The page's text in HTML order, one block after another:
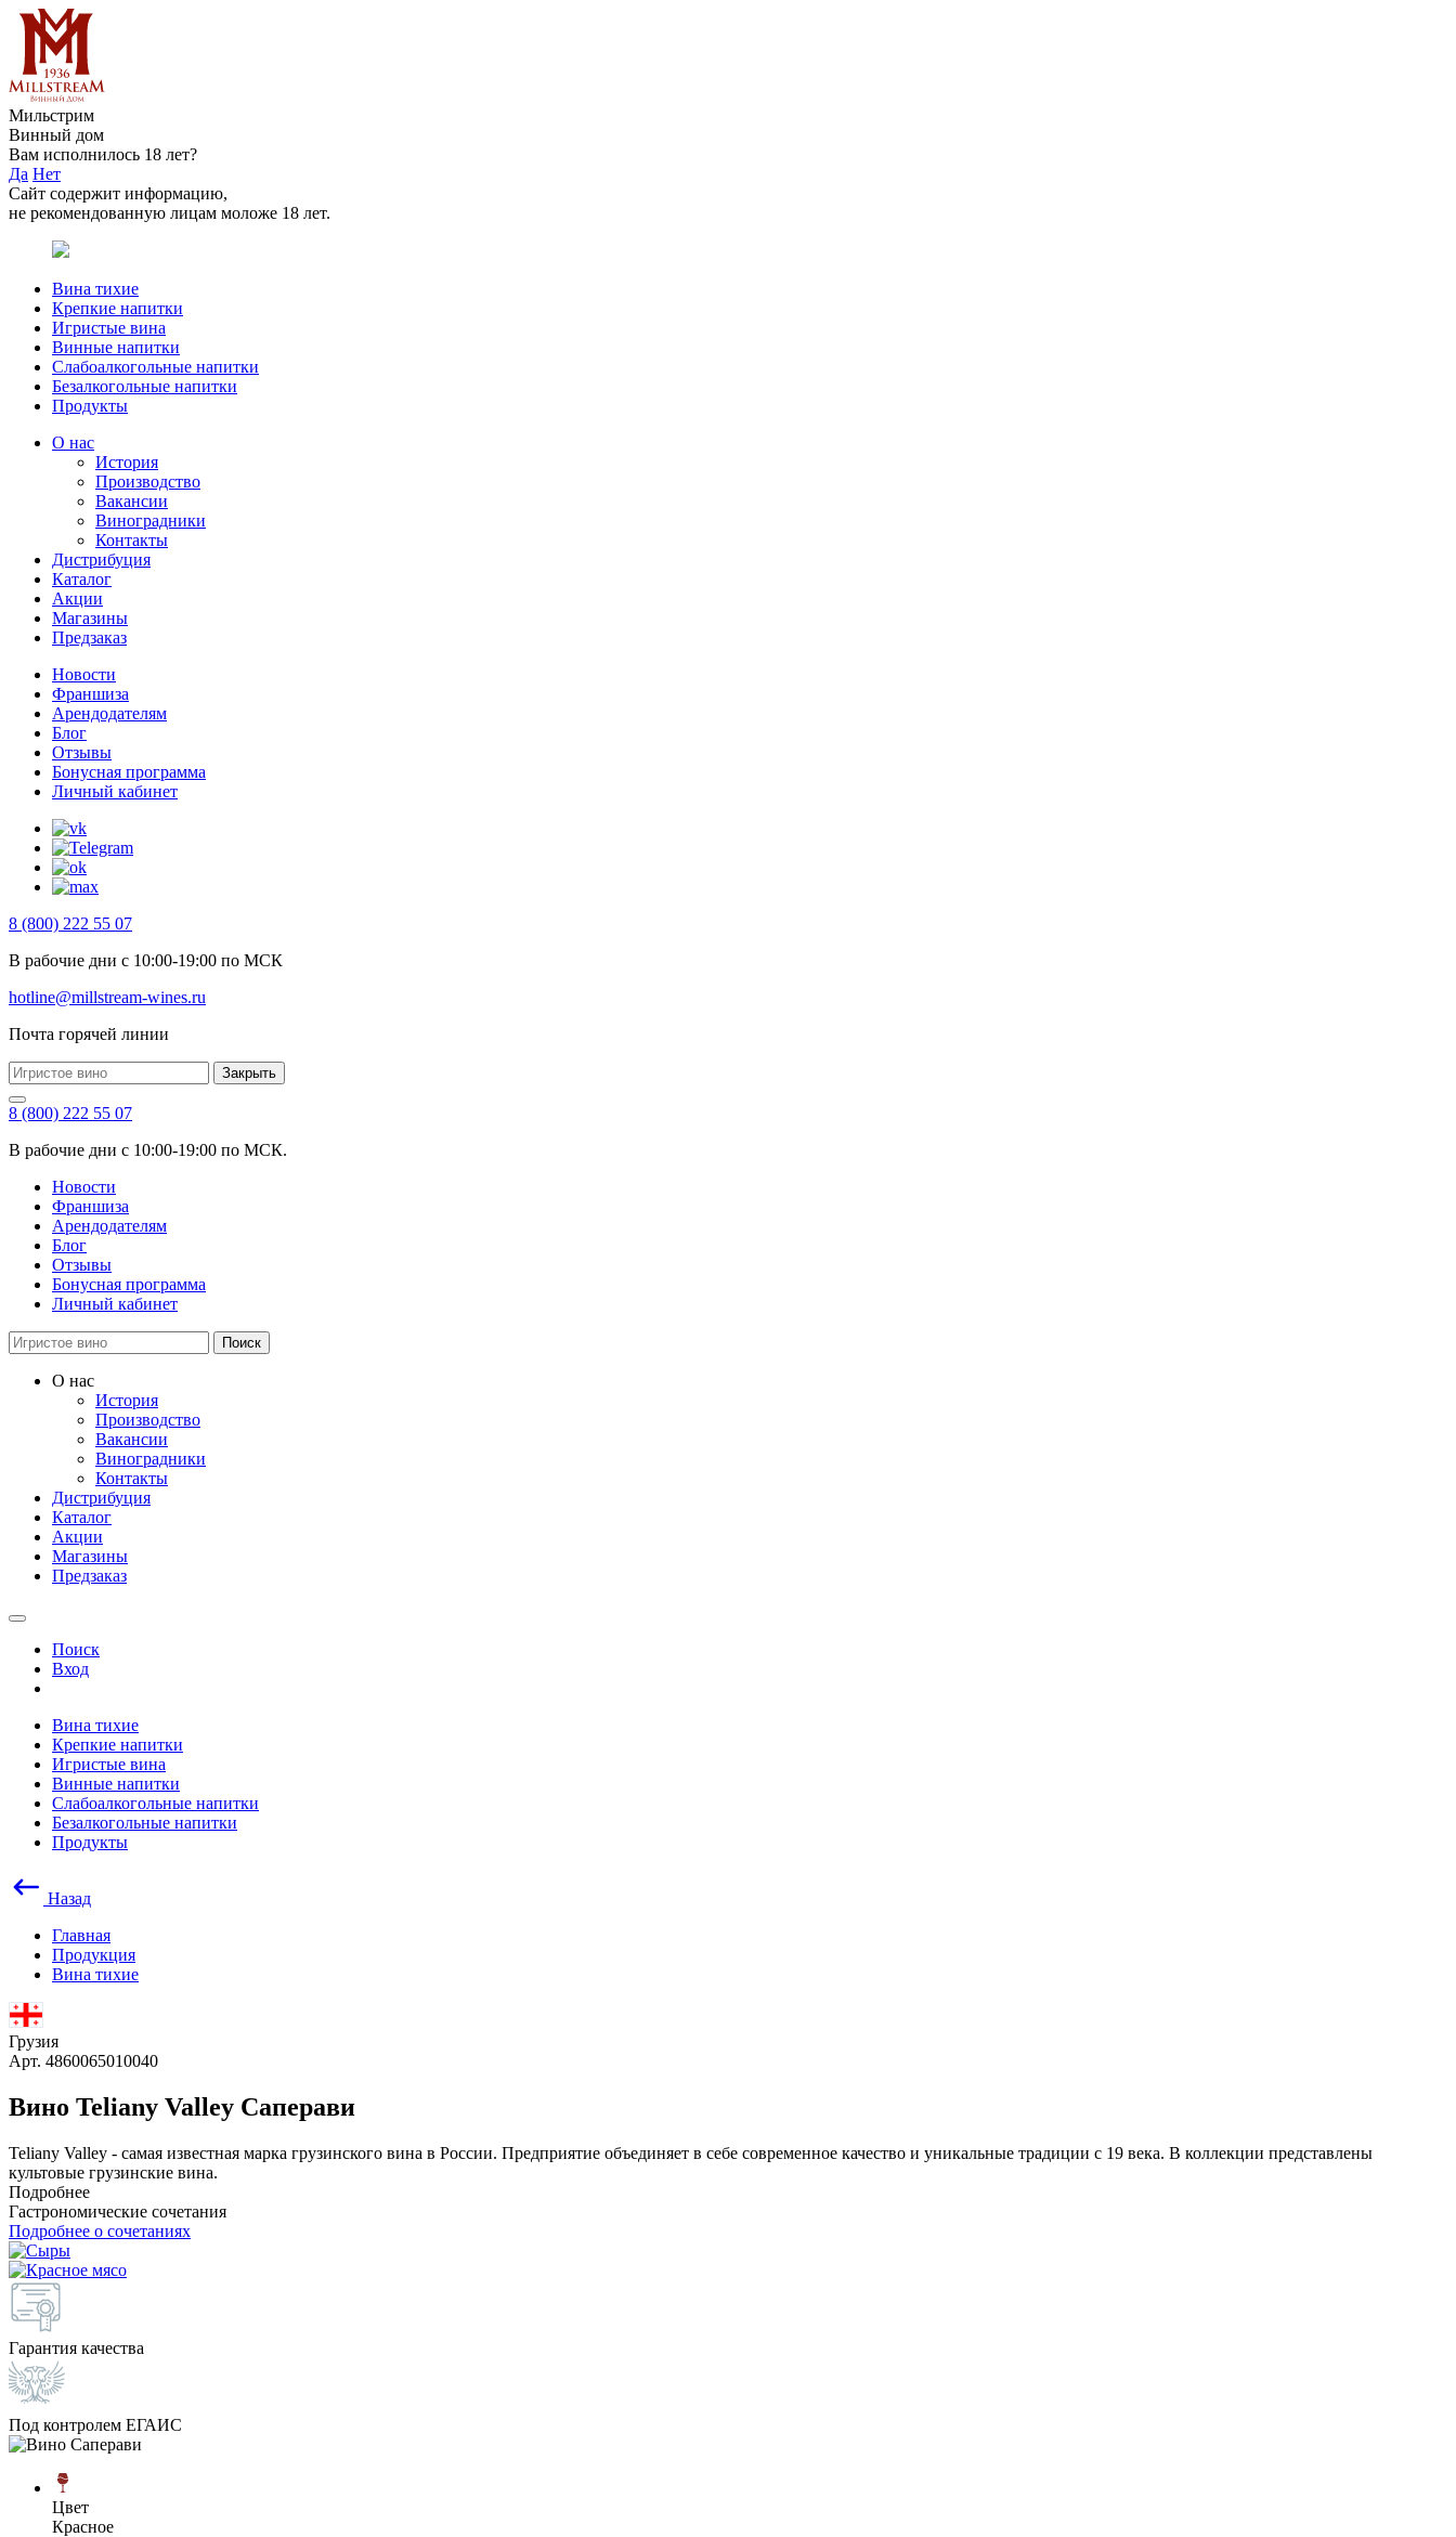
Мильстрим
Винный дом
Вам исполнилось 18 лет?
Да Нет
Сайт содержит информацию,
не рекомендованную лицам моложе 18 лет.
Вина тихие
Крепкие напитки
Игристые вина
Винные напитки
Слабоалкогольные напитки
Безалкогольные напитки
Продукты
О нас
История
Производство
Вакансии
Виноградники
Контакты
Дистрибуция
Каталог
Акции
Магазины
Предзаказ
Новости
Франшиза
Арендодателям
Блог
Отзывы
Бонусная программа
Личный кабинет
8 (800) 222 55 07
В рабочие дни с 10:00-19:00 по МСК
hotline@millstream-wines.ru
Почта горячей линии
Закрыть
8 (800) 222 55 07
В рабочие дни с 10:00-19:00 по МСК.
Новости
Франшиза
Арендодателям
Блог
Отзывы
Бонусная программа
Личный кабинет
Поиск
О нас
История
Производство
Вакансии
Виноградники
Контакты
Дистрибуция
Каталог
Акции
Магазины
Предзаказ
Поиск
Вход
Вина тихие
Крепкие напитки
Игристые вина
Винные напитки
Слабоалкогольные напитки
Безалкогольные напитки
Продукты
Назад
Главная
Продукция
Вина тихие
Грузия
Арт. 4860065010040
Вино Teliany Valley Саперави
Teliany Valley - самая известная марка грузинского вина в России. Предприятие объединяет в себе современное качество и уникальные традиции с 19 века. В коллекции представлены
культовые грузинские вина.
Подробнее
Гастрономические сочетания
Подробнее о сочетаниях
Гарантия качества
Под контролем ЕГАИС
Цвет
Красное